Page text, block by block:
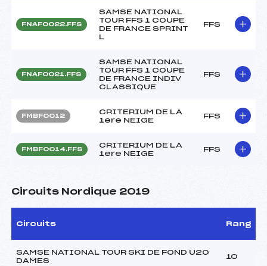
FNAF0022.FFS
SAMSE NATIONAL
TOUR FFS 1 COUPE
DE FRANCE SPRINT
L
FFS
FNAF0021.FFS
SAMSE NATIONAL
TOUR FFS 1 COUPE
DE FRANCE INDIV
CLASSIQUE
FFS
FMBF0012
CRITERIUM DE LA
1ere NEIGE
FFS
FMBF0014.FFS
CRITERIUM DE LA
1ere NEIGE
FFS
Circuits Nordique 2019
Circuits Rang
SAMSE NATIONAL TOUR SKI DE FOND U20
DAMES
10